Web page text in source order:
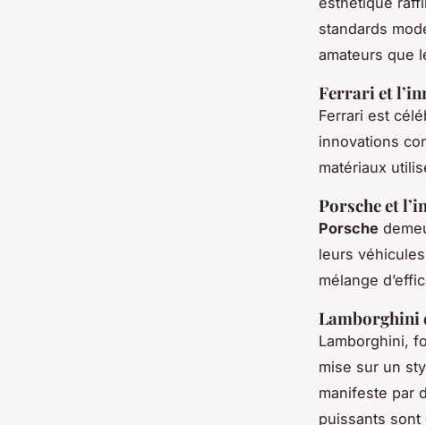
standards
amateurs que
Ferrari et
Ferrari est
innovations
matériaux
Porsche et
Porsche
leurs
mélange
Lamborghini
Lamborghini,
mise sur un
manifeste par
puissants